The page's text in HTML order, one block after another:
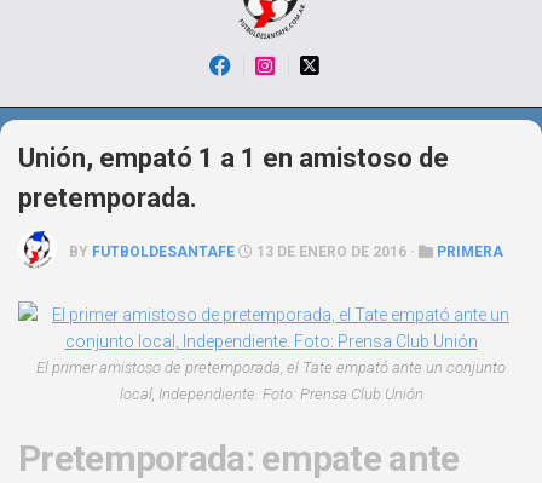
Unión, empató 1 a 1 en amistoso de
pretemporada.
BY FUTBOLDESANTAFE 13 DE ENERO DE 2016 · PRIMERA
El primer amistoso de pretemporada, el Tate empató ante un conjunto
local, Independiente. Foto: Prensa Club Unión
Pretemporada: empate ante